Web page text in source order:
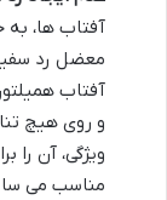
آفتاب ها،
معضل رد
آفتاب
و روی هیچ
ویژگی، آن را
مناسب می